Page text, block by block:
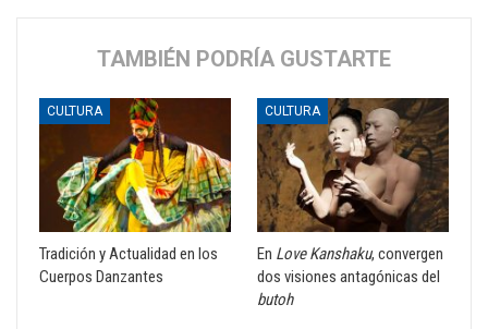
TAMBIÉN PODRÍA GUSTARTE
CULTURA
Tradición y Actualidad en los
Cuerpos Danzantes
CULTURA
En Love Kanshaku, convergen
dos visiones antagónicas del
butoh